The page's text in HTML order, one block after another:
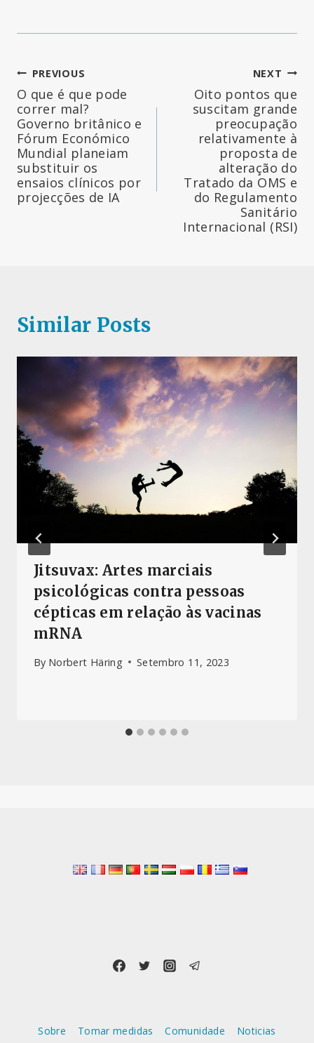
Navegação
de
artigos
PREVIOUS
O que é que pode
correr mal?
Governo britânico e
Fórum Económico
Mundial planeiam
substituir os
ensaios clínicos por
projecções de IA
NEXT
Oito pontos que
suscitam grande
preocupação
relativamente à
proposta de
alteração do
Tratado da OMS e
do Regulamento
Sanitário
Internacional (RSI)
Similar Posts
Jitsuvax: Artes marciais
psicológicas contra pessoas
cépticas em relação às vacinas
mRNA
By Norbert Häring Setembro 11, 2023
Sobre Tomar medidas Comunidade Noticias